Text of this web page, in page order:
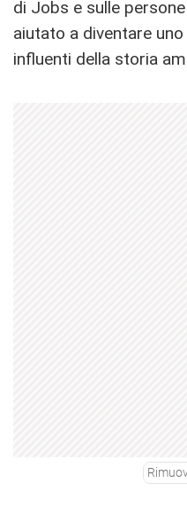
di Jobs e sulle persone
aiutato a diventare
influenti della storia